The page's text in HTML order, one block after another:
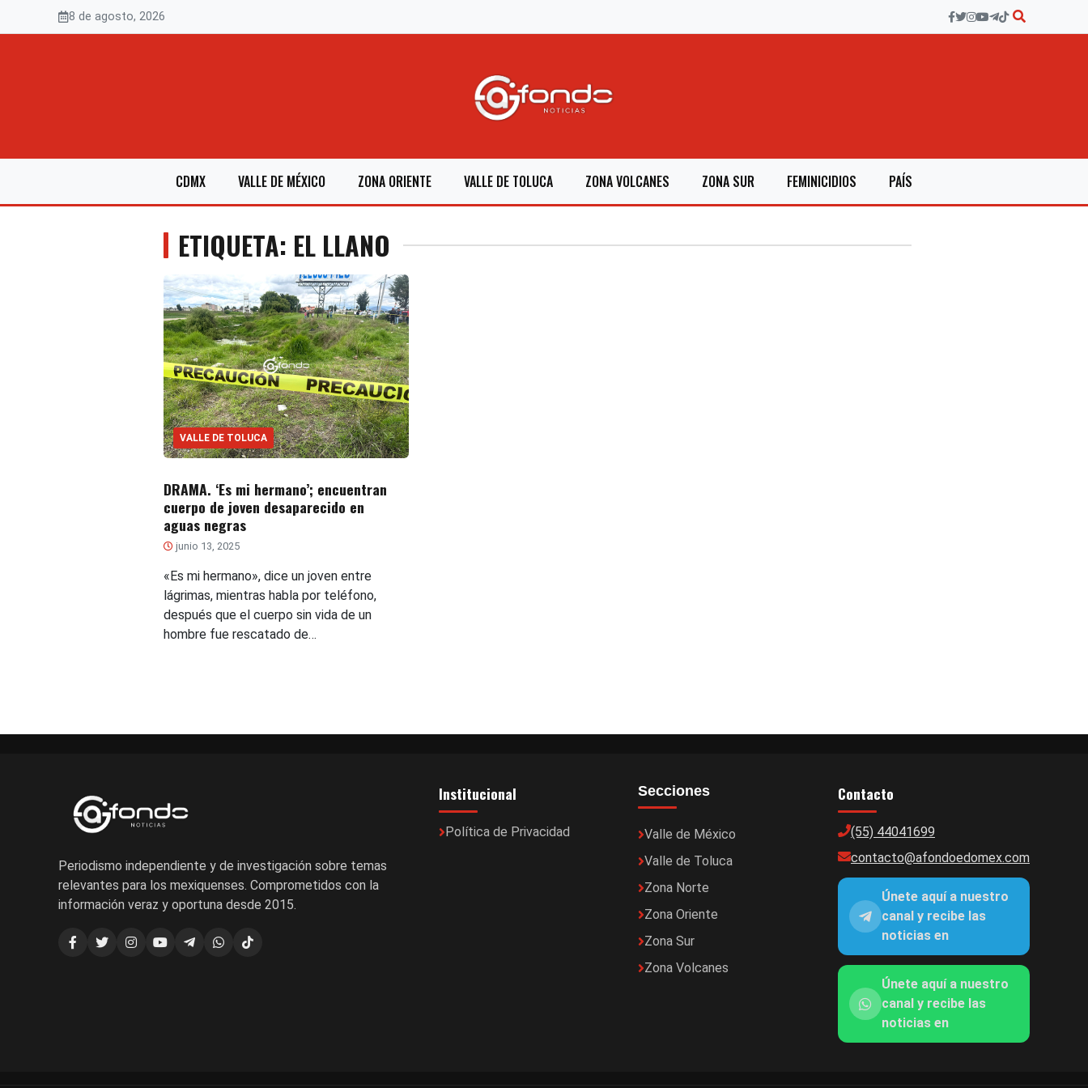
8 de agosto, 2026
CDMX VALLE DE MÉXICO ZONA ORIENTE VALLE DE TOLUCA ZONA VOLCANES ZONA SUR FEMINICIDIOS PAÍS
ETIQUETA: EL LLANO
VALLE DE TOLUCA
DRAMA. ‘Es mi hermano’; encuentran
cuerpo de joven desaparecido en
aguas negras
junio 13, 2025
«Es mi hermano», dice un joven entre
lágrimas, mientras habla por teléfono,
después que el cuerpo sin vida de un
hombre fue rescatado de…
Periodismo independiente y de investigación sobre temas
relevantes para los mexiquenses. Comprometidos con la
información veraz y oportuna desde 2015.
Institucional
Política de Privacidad
Secciones
Valle de México
Valle de Toluca
Zona Norte
Zona Oriente
Zona Sur
Zona Volcanes
Contacto
(55) 44041699
contacto@afondoedomex.com
Únete aquí a nuestro
canal y recibe las
noticias en
Únete aquí a nuestro
canal y recibe las
noticias en